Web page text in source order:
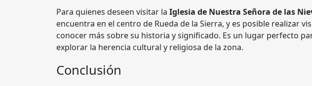
Para quienes deseen visitar la Iglesia de Nuestra Señora de las
encuentra en el centro de Rueda de la Sierra, y es posible realizar
conocer más sobre su historia y significado. Es un lugar perfecto
explorar la herencia cultural y religiosa de la zona.
Conclusión